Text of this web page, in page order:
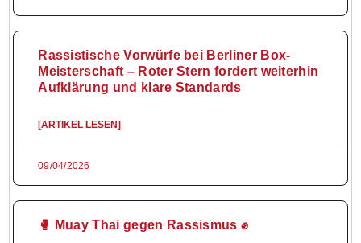
Rassistische Vorwürfe bei Berliner Box-
Meisterschaft – Roter Stern fordert weiterhin
Aufklärung und klare Standards
[ARTIKEL LESEN]
09/04/2026
🥊 Muay Thai gegen Rassismus ✊